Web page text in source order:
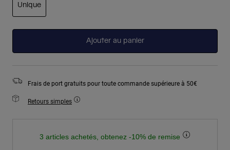
Unique
Ajouter au panier
Frais de port gratuits pour toute commande supérieure à 50€
Retours simples
3 articles achetés, obtenez -10% de remise